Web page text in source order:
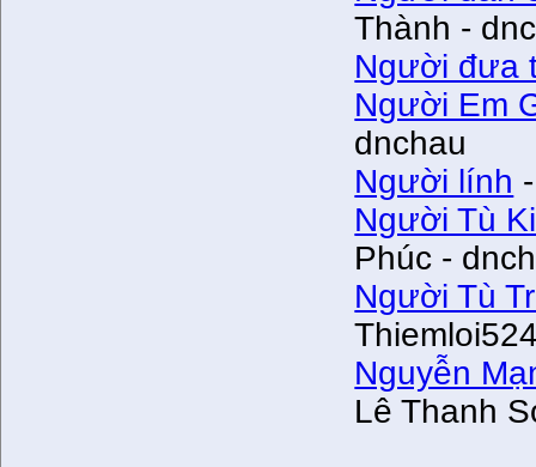
Thành -
Người đưa
Người Em
dnchau
Người lính
Người Tù
Phúc -
Người Tù
Nguyễn
Lê Thanh